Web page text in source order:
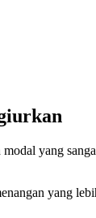
yang
yang